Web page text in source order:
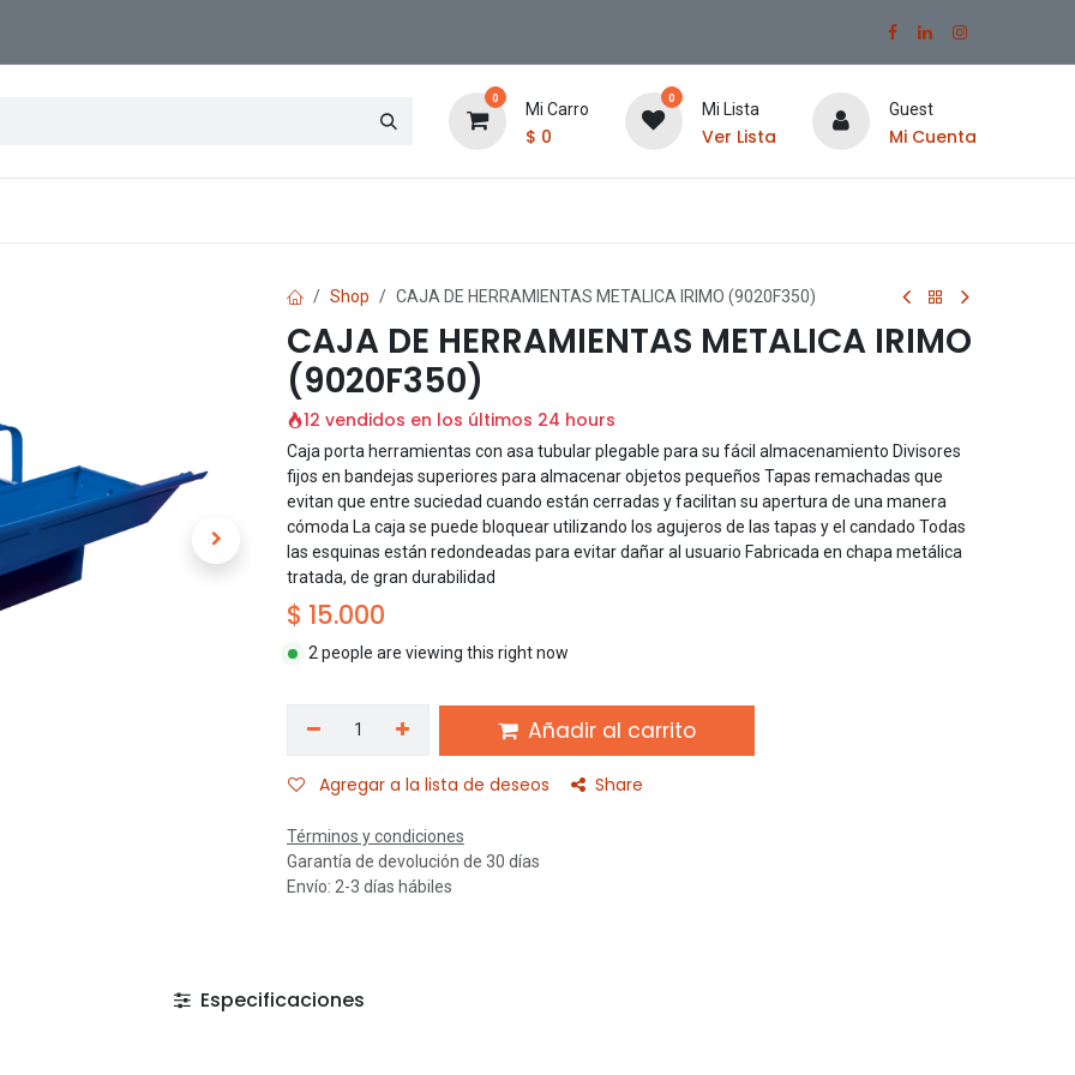
0
Mi Carro
$ 0
0
Mi Lista
Ver Lista
Guest
Mi Cuenta
Shop CAJA DE HERRAMIENTAS METALICA IRIMO (9020F350)
CAJA DE HERRAMIENTAS METALICA IRIMO
(9020F350)
12 vendidos en los últimos 24 hours
Caja porta herramientas con asa tubular plegable para su fácil almacenamiento Divisores
fijos en bandejas superiores para almacenar objetos pequeños Tapas remachadas que
evitan que entre suciedad cuando están cerradas y facilitan su apertura de una manera
cómoda La caja se puede bloquear utilizando los agujeros de las tapas y el candado Todas
las esquinas están redondeadas para evitar dañar al usuario Fabricada en chapa metálica
tratada, de gran durabilidad
$ 15.000
2 people are viewing this right now
Añadir al carrito
Agregar a la lista de deseos Share
Términos y condiciones
Garantía de devolución de 30 días
Envío: 2-3 días hábiles
Especificaciones